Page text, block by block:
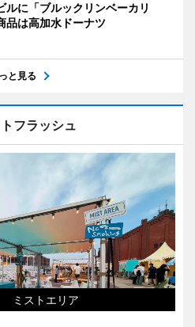
ルに「ブルックリンベーカリ
は高加水ドーナツ
と見る
フラッシュ
ミストエリア